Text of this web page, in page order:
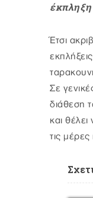
Έτσι
Σε
διάθεση
και
τις